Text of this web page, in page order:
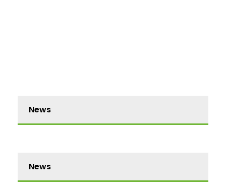
News
News